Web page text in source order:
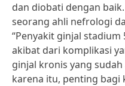
dan diobati dengan
seorang ahli nefrologi
“Penyakit ginjal
akibat dari komplikasi
ginjal kronis yang
karena itu, penting bagi